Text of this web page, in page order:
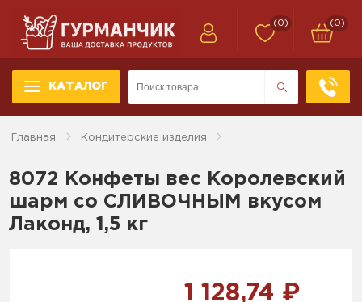
КАТАЛОГ
(0) (0)
Главная Кондитерские изделия
8072 Конфеты вес Королевский
шарм со СЛИВОЧНЫМ вкусом
Лаконд, 1,5 кг
1 128,74 ₽